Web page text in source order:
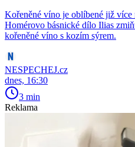
Kořeněné víno je oblíbené již více
Homérovo básnické dílo Ilias
kořeněné víno s kozím sýrem.
NESPECHEJ.cz
dnes, 16:30
3 min
Reklama